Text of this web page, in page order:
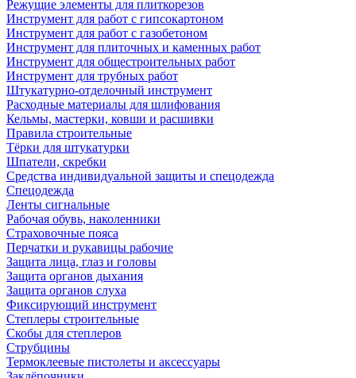
Режущие элементы для плиткорезов
Инструмент для работ с гипсокартоном
Инструмент для работ с газобетоном
Инструмент для плиточных и каменных работ
Инструмент для общестроительных работ
Инструмент для трубных работ
Штукатурно-отделочный инструмент
Расходные материалы для шлифования
Кельмы, мастерки, ковши и расшивки
Правила строительные
Тёрки для штукатурки
Шпатели, скребки
Средства индивидуальной защиты и спецодежда
Спецодежда
Ленты сигнальные
Рабочая обувь, наколенники
Страховочные пояса
Перчатки и рукавицы рабочие
Защита лица, глаз и головы
Защита органов дыхания
Защита органов слуха
Фиксирующий инструмент
Степлеры строительные
Скобы для степлеров
Струбцины
Термоклеевые пистолеты и аксессуары